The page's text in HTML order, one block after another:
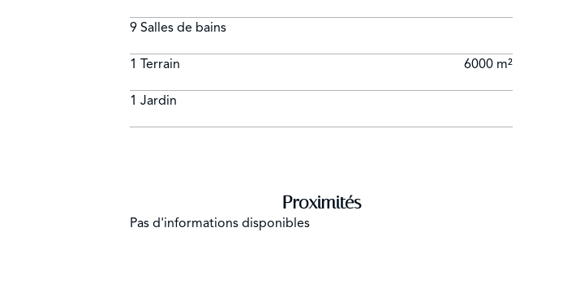
9 Salles de bains
1 Terrain 6000 m²
1 Jardin
Proximités
Pas d'informations disponibles